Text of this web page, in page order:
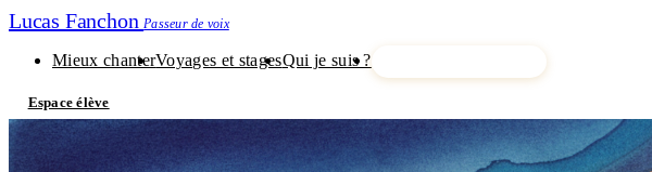
Lucas Fanchon Passeur de voix
Mieux chanterVoyages et stagesQui je suis ?
Espace élève